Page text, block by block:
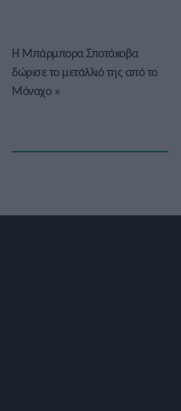
Η Μπάρμπορα Σποτάκοβα
δώρισε το μετάλλιό της από το
Μόναχο»